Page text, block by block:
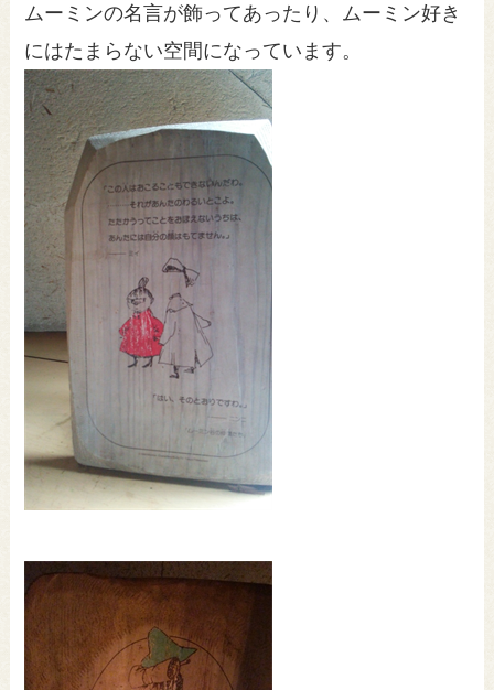
ムーミンの名言が飾ってあったり、ムーミン好き
にはたまらない空間になっています。